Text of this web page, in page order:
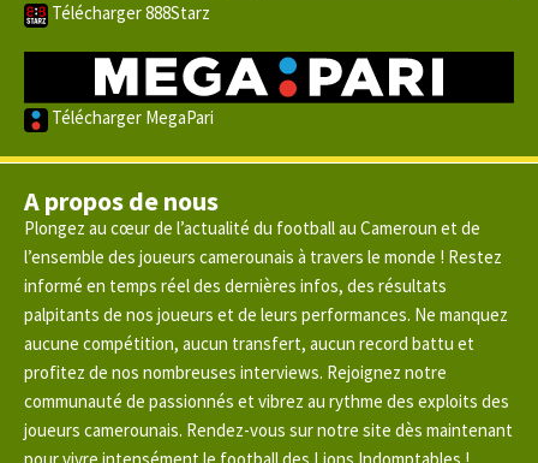
Télécharger 888Starz
Télécharger MegaPari
A propos de nous
Plongez au cœur de l’actualité du football au Cameroun et de
l’ensemble des joueurs camerounais à travers le monde ! Restez
informé en temps réel des dernières infos, des résultats
palpitants de nos joueurs et de leurs performances. Ne manquez
aucune compétition, aucun transfert, aucun record battu et
profitez de nos nombreuses interviews. Rejoignez notre
communauté de passionnés et vibrez au rythme des exploits des
joueurs camerounais. Rendez-vous sur notre site dès maintenant